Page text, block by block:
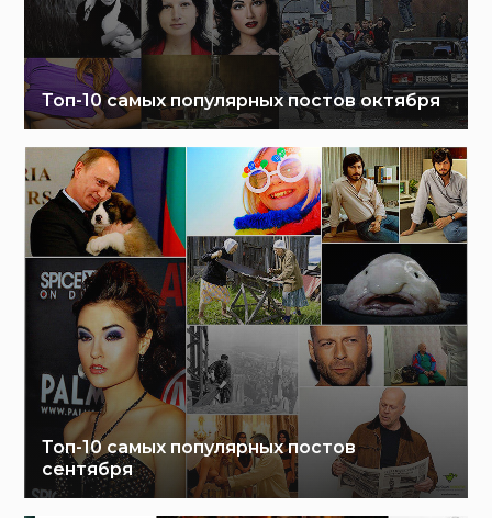
Топ-10 самых популярных постов октября
Топ-10 самых популярных постов
сентября